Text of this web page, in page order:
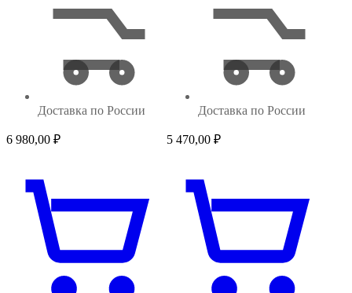
Доставка по России
6 980,00 ₽
Доставка по России
5 470,00 ₽